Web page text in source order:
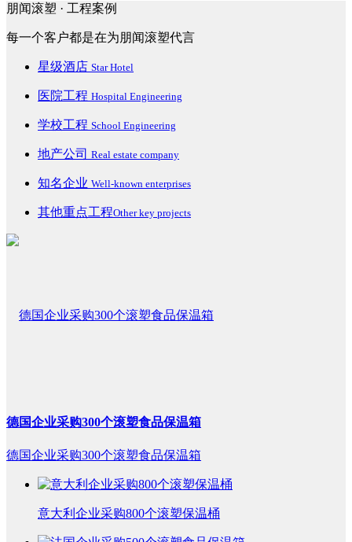
朋闻滚塑 · 工程案例
每一个客户都是在为朋闻滚塑代言
星级酒店 Star Hotel
医院工程 Hospital Engineering
学校工程 School Engineering
地产公司 Real estate company
知名企业 Well-known enterprises
其他重点工程Other key projects
德国企业采购300个滚塑食品保温箱
德国企业采购300个滚塑食品保温箱
意大利企业采购800个滚塑保温桶